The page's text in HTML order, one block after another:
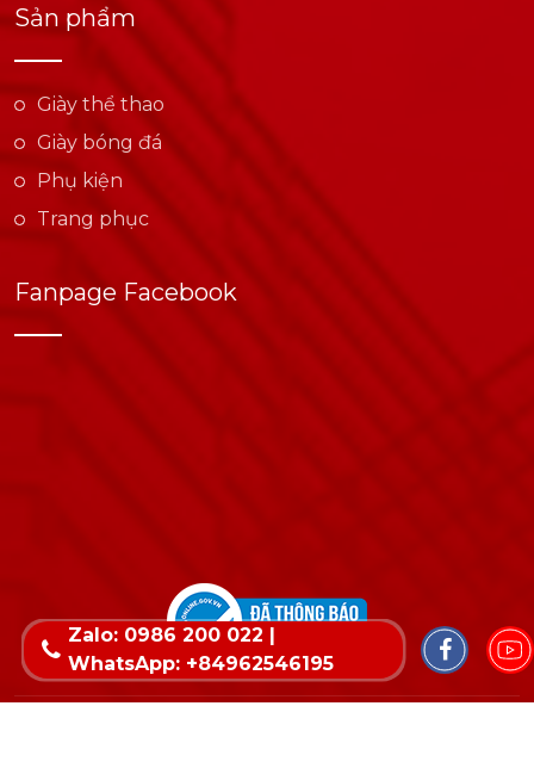
Sản phẩm
Giày thể thao
Giày bóng đá
Phụ kiện
Trang phục
Fanpage Facebook
Zalo: 0986 200 022 |
WhatsApp: +84962546195